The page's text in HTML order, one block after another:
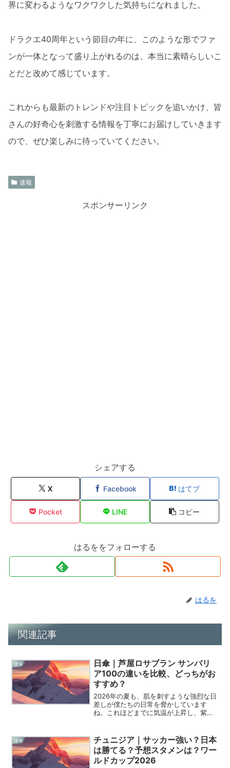
界に変わるようなワクワクした気持ちになれました。
ドラクエ40周年という節目の年に、このような形でファ
ンが一体となって盛り上がれるのは、本当に素晴らしいこ
とだと改めて感じています。
これからも最新のトレンドや注目トピックを追いかけ、皆
さんの好奇心を刺激する情報を丁寧にお届けしていきます
ので、ぜひ楽しみに待っていてください。
速報
スポンサーリンク
シェアする
X Facebook はてブ
Pocket LINE コピー
はるををフォローする
はるを
関連記事
速報
日傘｜芦屋ロサブラン サンバリ
ア100の違いを比較、どっちがお
すすめ？
2026年の夏も、肌を刺すような強烈な日
差しが僕たちの日常を脅かしています
ね。これほどまでに気温が上昇し、紫外
分を守るための「最強の装備」と言って
も過言ではありません。...
速報
チュニジア｜サッカー強い？日本
は勝てる？予想スタメンは？ワー
ルドカップ2026